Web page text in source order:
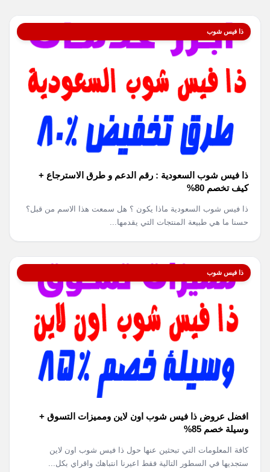
ذا فيس شوب
ذا فيس شوب السعودية : رقم الدعم و طرق الاسترجاع +
كيف تخصم 80%
ذا فيس شوب السعودية ماذا يكون ؟ هل سمعت هذا الاسم من قبل؟
حسنا ما هي طبيعة المنتجات التي يقدمها...
ذا فيس شوب
افضل عروض ذا فيس شوب اون لاين ومميزات التسوق +
وسيلة خصم 85%
كافة المعلومات التي تبحثين عنها حول ذا فيس شوب اون لاين
ستجديها في السطور التالية فقط اعيرنا انتباهك واقراي بكل...